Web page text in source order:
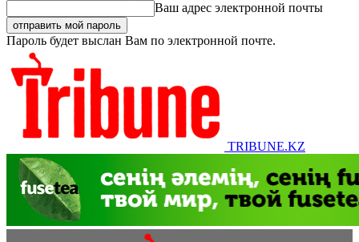
Ваш адрес электронной почты
Пароль будет выслан Вам по электронной почте.
TRIBUNE.KZ